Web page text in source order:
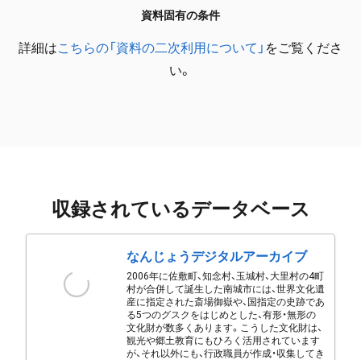
資料固有の条件
詳細はこちらの「資料の二次利用について」 をご覧くださ
い。
収録されているデータベース
なんじょうデジタルアーカイブ
2006年に佐敷町、知念村、玉城村、大里村の4町
村が合併して誕生した南城市には、世界文化遺
産に指定された斎場御嶽や、国指定の史跡であ
る5つのグスクをはじめとした、有形・無形の
文化財が数多くあります。こうした文化財は、
観光や郷土教育にもひろく活用されています
が、それ以外にも、行政職員が作成・収集してき